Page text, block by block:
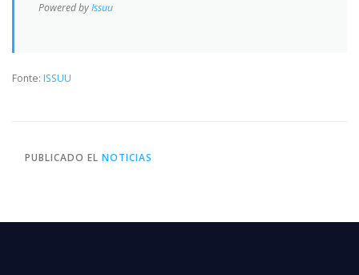
Powered byIssuu
Fonte: ISSUU
PUBLICADO EL NOTICIAS